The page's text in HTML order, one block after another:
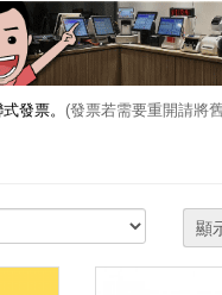
發票。 (發票若需要重開請將
顯